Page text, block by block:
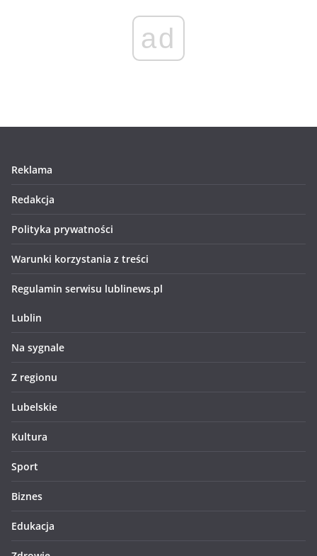
ad
Reklama
Redakcja
Polityka prywatności
Warunki korzystania z treści
Regulamin serwisu lublinews.pl
Lublin
Na sygnale
Z regionu
Lubelskie
Kultura
Sport
Biznes
Edukacja